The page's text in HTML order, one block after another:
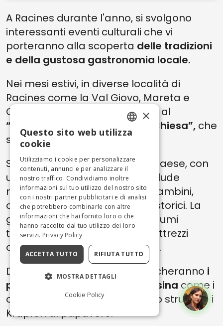
A Racines durante l'anno, si svolgono
interessanti eventi culturali che vi
porteranno alla scoperta delle tradizioni
e della gustosa gastronomia locale.
Nei mesi estivi, in diverse località di
Racines come la Val Giovo, Mareta e
Casateia, potrete partecipare al
“Kirchtag” o “Giornata della Chiesa”, che
si svolge di domenica.
Si tratta di una tipica festa di paese, con
un ampio programma che include
musica, intrattenimento per bambini,
cucina tradizionale e costumi storici. La
gente del posto sfila con i costumi
tradizionali, portando con sé attrezzi
contadini usati diversi secoli fa.
Durante il “Kirchtag” non mancheranno i
piatti della tradizione altoatesina come i
canederli e i dolci tipici come lo strudel e i
Krapfen al papavero.
ENGLISH
ITALIAN
×
Questo sito web utilizza
cookie
Utilizziamo i cookie per personalizzare
contenuti, annunci e per analizzare il
nostro traffico. Condividiamo inoltre
informazioni sul tuo utilizzo del nostro sito
con i nostri partner pubblicitari e di analisi
che potrebbero combinarle con altre
informazioni che hai fornito loro o che
hanno raccolto dal tuo utilizzo dei loro
servizi. Privacy Policy
ACCETTA TUTTO RIFIUTA TUTTO
MOSTRA DETTAGLI
Cookie Policy